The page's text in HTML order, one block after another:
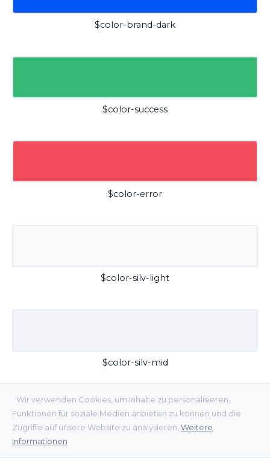
Wir verwenden Cookies, um Inhalte zu personalisieren,
Funktionen für soziale Medien anbieten zu können und die
Zugriffe auf unsere Website zu analysieren. Weitere
Informationen
$color-brand-dark
$color-success
$color-error
$color-silv-light
$color-silv-mid